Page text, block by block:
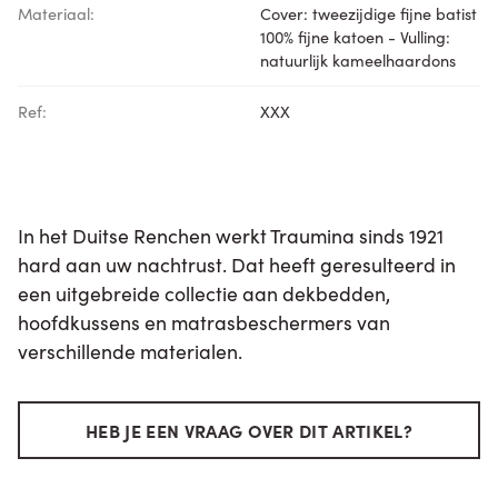
Materiaal:
Cover: tweezijdige fijne batist
100% fijne katoen - Vulling:
natuurlijk kameelhaardons
Ref: XXX
In het Duitse Renchen werkt Traumina sinds 1921
hard aan uw nachtrust. Dat heeft geresulteerd in
een uitgebreide collectie aan dekbedden,
hoofdkussens en matrasbeschermers van
verschillende materialen.
HEB JE EEN VRAAG OVER DIT ARTIKEL?